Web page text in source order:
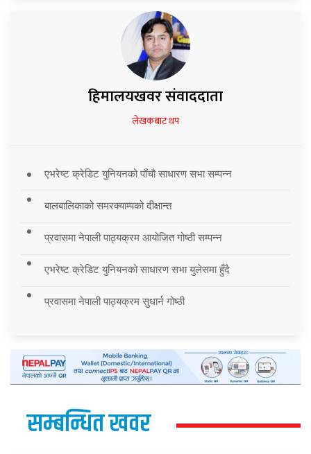
हिमालयखवर संवाददाता
लेखकबाट थप
एभरेष्ट क्रेडिट युनियनको पाँचौ साधारण सभा सम्पन्न
बालबालिकाको समरक्याम्पको दीक्षान्त
प्रवासमा नेपाली पाठ्यक्रम आयोजित गोष्ठी सम्पन्न
एभरेष्ट क्रेडिट युनियनको साधारण सभा युलेसमा हुँदै
प्रवासमा नेपाली पाठ्यक्रम सुधार्न गोष्ठी
सम्बन्धित खवर